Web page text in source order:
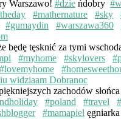
Warszawo! #dzie ńdobry
#mathernature #sky
#gumaydin #warszawa360
będę tęsknić za tymi
#myhome #skylovers
#lovemyhome
zachodów
#poland #travel
#mamapiel ęgniarka